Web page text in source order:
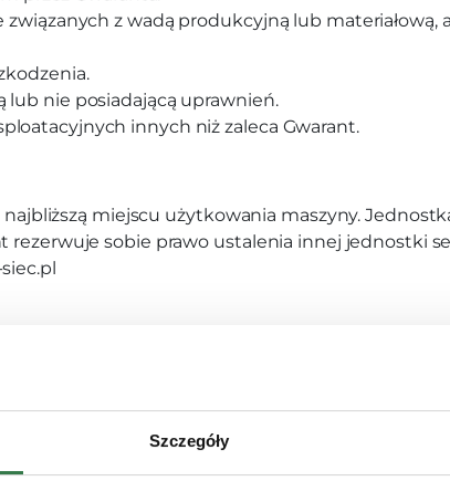
Szczegóły
związanych z wadą produkcyjną lub
lub nie posiadającą uprawnień.
innych niż zaleca Gwarant.
miejscu użytkowania maszyny.
rezerwuje sobie prawo ustalenia innej jednostki
upoważniają Użytkownika do korzystania ze
za jakąkolwiek pośrednią lub
natury handlowej.